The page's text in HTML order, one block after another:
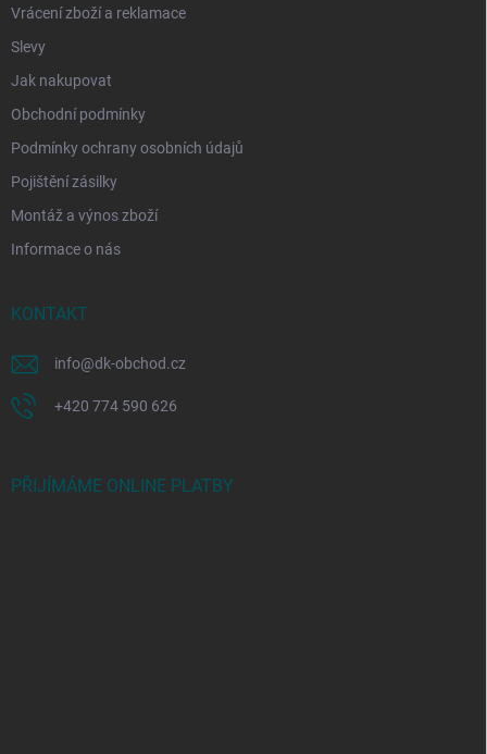
Vrácení zboží a reklamace
Slevy
Jak nakupovat
Obchodní podmínky
Podmínky ochrany osobních údajů
Pojištění zásilky
Montáž a výnos zboží
Informace o nás
KONTAKT
info@dk-obchod.cz
+420 774 590 626
PŘIJÍMÁME ONLINE PLATBY